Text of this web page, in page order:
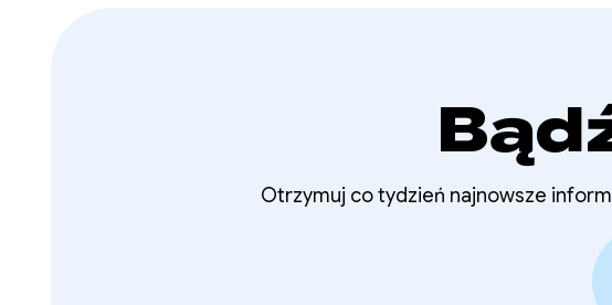
Otrzymuj co tydzień najnowsze